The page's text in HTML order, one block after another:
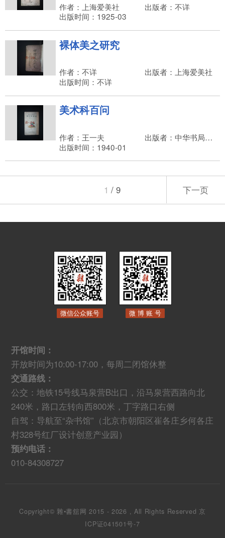
作者：上海爱美社
出版者：不详
出版时间：1925-03
裸体美之研究
作者：不详
出版者：上海爱美社
出版时间：不详
美术科百问
作者：王一夫
出版者：中华书局，路锡三
出版时间：1940-01
1 / 9 下一页
微信公众账号 微 博 账 号
开馆时间：
开放时间为10:00-17:00，每周二闭馆休整
交通路线：
公交：地铁15号线马泉营B出口，沿马泉营西路向北
240米，路口左转向西800米，丁字路口右侧
自驾：导航至“杂书馆”（北京市朝阳区崔各庄乡何各庄
村328号红厂设计创意产业园）
预约电话：
010-84308727
Copyright© 雜•書舘网 2015 - 2026 , All Rights Reserved 京
ICP证041501号-7